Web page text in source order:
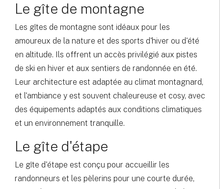
Le gîte de montagne
Les gîtes de montagne sont idéaux pour les
amoureux de la nature et des sports d'hiver ou d'été
en altitude. Ils offrent un accès privilégié aux pistes
de ski en hiver et aux sentiers de randonnée en été.
Leur architecture est adaptée au climat montagnard,
et l'ambiance y est souvent chaleureuse et cosy, avec
des équipements adaptés aux conditions climatiques
et un environnement tranquille.
Le gîte d'étape
Le gîte d'étape est conçu pour accueillir les
randonneurs et les pèlerins pour une courte durée,